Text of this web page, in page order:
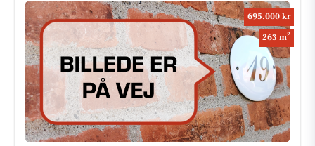
695.000 kr
263 m2